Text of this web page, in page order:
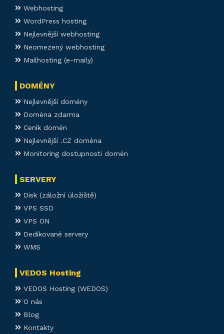
Webhosting
WordPress hosting
Nejlevnější webhosting
Neomezený webhosting
Mailhosting (e-maily)
DOMÉNY
Nejlevnější domény
Doména zdarma
Ceník domén
Nejlevnější .CZ doména
Monitoring dostupnosti domén
SERVERY
Disk (záložní úložiště)
VPS SSD
VPS ON
Dedikované servery
WMS
VEDOS Hosting
VEDOS Hosting (WEDOS)
O nás
Blog
Kontakty